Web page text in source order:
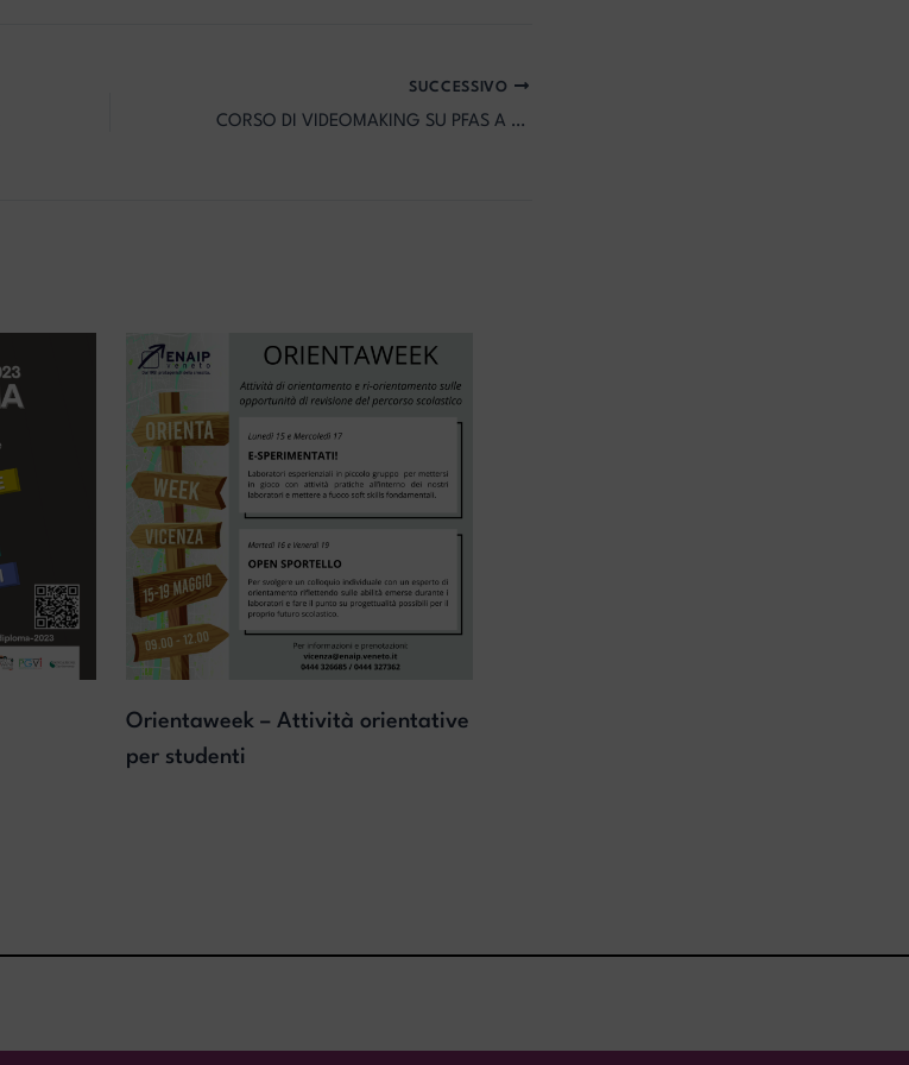
SUCCESSIVO
CORSO DI VIDEOMAKING SU PFAS A VALDAGNO
Orientaweek – Attività orientative
per studenti